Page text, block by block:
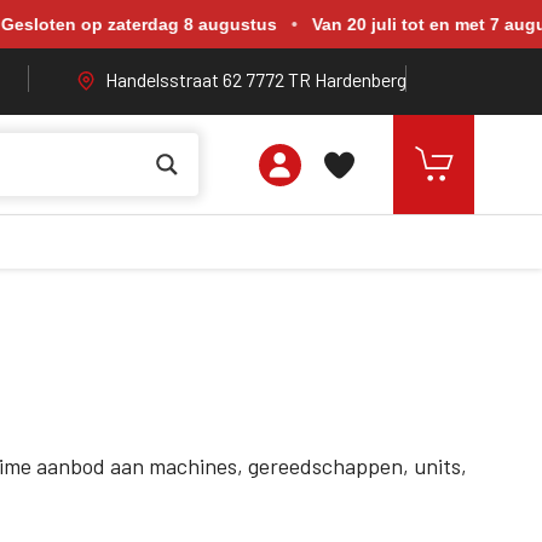
op zaterdag 8 augustus • Van 20 juli tot en met 7
Handelsstraat 62 7772 TR Hardenberg
aanbod aan machines, gereedschappen, units,